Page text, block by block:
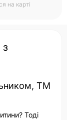
на карті
TM
Тоді